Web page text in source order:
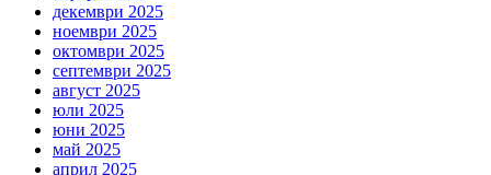
декември 2025
ноември 2025
октомври 2025
септември 2025
август 2025
юли 2025
юни 2025
май 2025
април 2025